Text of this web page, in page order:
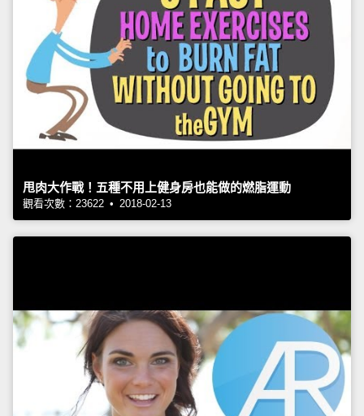
甩肉大作戰！五種不用上健身房也能做的燃脂運動
觀看次數：23622 • 2018-02-13